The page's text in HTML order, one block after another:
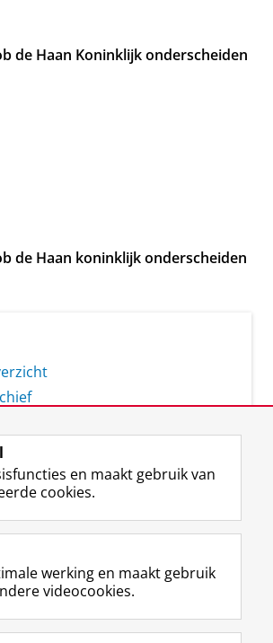
de Haan Koninklijk onderscheiden
de Haan koninklijk onderscheiden
de RUG
F
a
e
b
o
L
i
k
e
I
R
S
-
f
e
I
n
t
r
Y
o
T
e
en maakt gebruik van
cookies.
werking en maakt gebruik
videocookies.